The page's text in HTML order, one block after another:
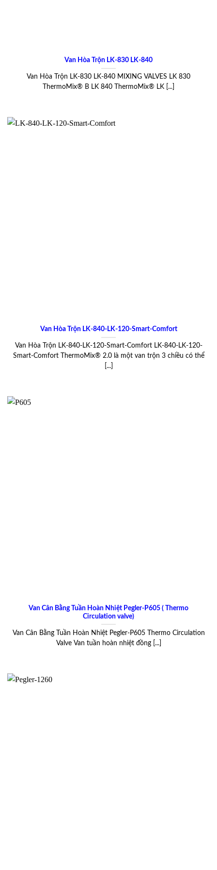
Van Hòa Trộn LK-830 LK-840
Van Hòa Trộn LK-830 LK-840 MIXING VALVES LK 830
ThermoMix® B LK 840 ThermoMix® LK [...]
Van Hòa Trộn LK-840-LK-120-Smart-Comfort
Van Hòa Trộn LK-840-LK-120-Smart-Comfort LK-840-LK-120-
Smart-Comfort ThermoMix® 2.0 là một van trộn 3 chiều có thể
[...]
Van Cân Bằng Tuần Hoàn Nhiệt Pegler-P605 ( Thermo
Circulation valve)
Van Cân Bằng Tuần Hoàn Nhiệt Pegler-P605 Thermo Circulation
Valve Van tuần hoàn nhiệt đồng [...]